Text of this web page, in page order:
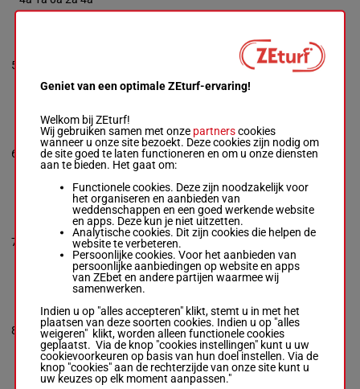
5
3a 0a 0a 1a 4a
3a 0a 0a
6
COUNT ON CODY
Al Manke III- Al Manke
Box: 6 -R/10 - 1600m
R/101600m2a 2a 2a
1a 0a
7
BIDENURTIME
Hugh Beatty-John G
R/5 - 1600m
0a 2a 2a 4a 2a
R/5 1600m0a 2a 2a
4a 2a
8
BURTON'S HILL
Austin Hanners-Brian
Clemmons
Box: 8 -R/5 - 1600m
0a 3a 3a 3a 1a
R/5 1600m0a 3a 3a
3a 1a
Geniet van een optimale ZEturf-ervaring!
Welkom bij ZEturf!
Wij gebruiken samen met onze partnerscookies
wanneer u onze site bezoekt. Deze cookies zijn nodig om
de site goed te laten functioneren en om u onze diensten
aan te bieden. Het gaat om:
Functionele cookies. Deze zijn noodzakelijk voor
het organiseren en aanbieden van
weddenschappen en een goed werkende website
en apps. Deze kun je niet uitzetten.
Analytische cookies. Dit zijn cookies die helpen de
website te verbeteren.
Persoonlijke cookies. Voor het aanbieden van
persoonlijke aanbiedingen op website en apps
van ZEbet en andere partijen waarmee wij
samenwerken.
Indien u op "alles accepteren" klikt, stemt u in met het
plaatsen van deze soorten cookies. Indien u op "alles
weigeren" klikt, worden alleen functionele cookies
geplaatst. Via de knop "cookies instellingen" kunt u uw
cookievoorkeuren op basis van hun doel instellen. Via de
knop "cookies" aan de rechterzijde van onze site kunt u
uw keuzes op elk moment aanpassen."